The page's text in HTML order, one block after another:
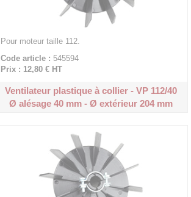
Pour moteur taille 112.
Code article : 545594
Prix : 12,80 € HT
Ventilateur plastique à collier - VP 112/40
Ø alésage 40 mm - Ø extérieur 204 mm